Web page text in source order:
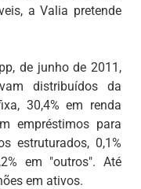
a Valia pretende
de junho de 2011,
distribuídos da
30,4% em renda
empréstimos para
estruturados, 0,1%
em "outros". Até
em ativos.